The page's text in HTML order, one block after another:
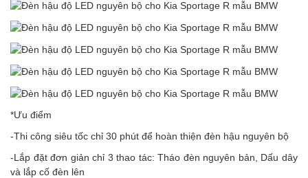
*Ưu điểm
-Thi công siêu tốc chỉ 30 phút để hoàn thiện đèn hậu nguyên bộ
-Lắp đặt đơn giản chỉ 3 thao tác: Tháo đèn nguyên bản, Dấu dây
và lắp cố đèn lên